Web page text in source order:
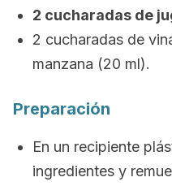
2 cucharadas de
2 cucharadas de
manzana (20 ml).
Preparación
En un recipiente
ingredientes y